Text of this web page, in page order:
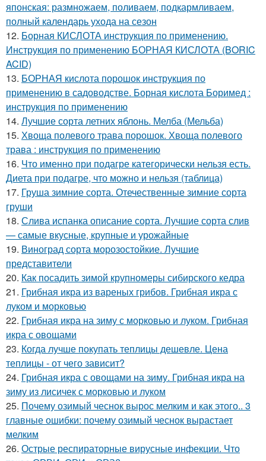
японская: размножаем, поливаем, подкармливаем,
полный календарь ухода на сезон
12. Борная КИСЛОТА инструкция по применению.
Инструкция по применению БОРНАЯ КИСЛОТА (BORIC
ACID)
13. БОРНАЯ кислота порошок инструкция по
применению в садоводстве. Борная кислота Боримед :
инструкция по применению
14. Лучшие сорта летних яблонь. Мелба (Мельба)
15. Хвоща полевого трава порошок. Хвоща полевого
трава : инструкция по применению
16. Что именно при подагре категорически нельзя есть.
Диета при подагре, что можно и нельзя (таблица)
17. Груша зимние сорта. Отечественные зимние сорта
груши
18. Слива испанка описание сорта. Лучшие сорта слив
— самые вкусные, крупные и урожайные
19. Виноград сорта морозостойкие. Лучшие
представители
20. Как посадить зимой крупномеры сибирского кедра
21. Грибная икра из вареных грибов. Грибная икра с
луком и морковью
22. Грибная икра на зиму с морковью и луком. Грибная
икра с овощами
23. Когда лучше покупать теплицы дешевле. Цена
теплицы - от чего зависит?
24. Грибная икра с овощами на зиму. Грибная икра на
зиму из лисичек с морковью и луком
25. Почему озимый чеснок вырос мелким и как этого.. 3
главные ошибки: почему озимый чеснок вырастает
мелким
26. Острые респираторные вирусные инфекции. Что